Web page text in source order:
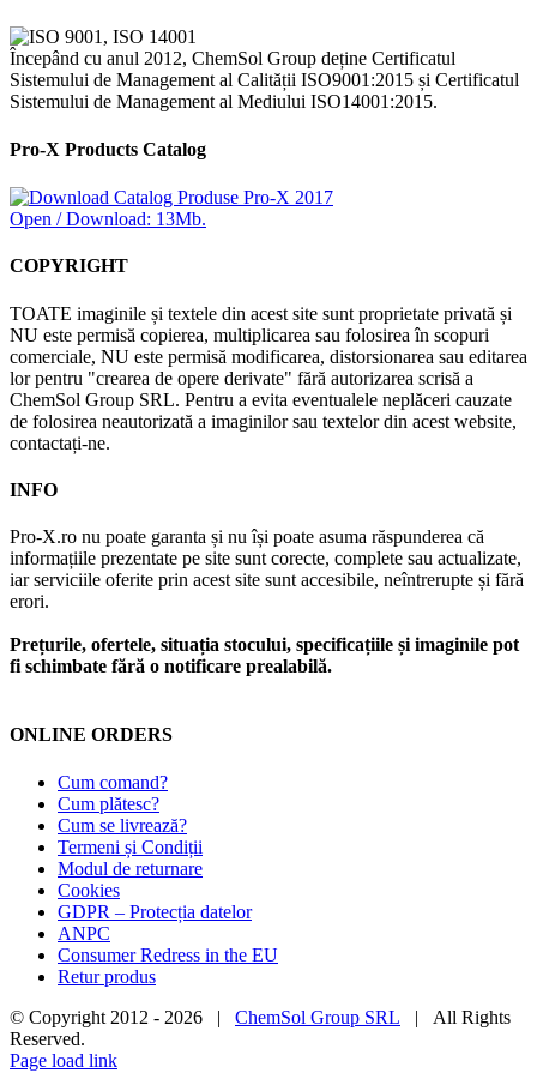
Începând cu anul 2012, ChemSol Group deține Certificatul
Sistemului de Management al Calității ISO9001:2015 și Certificatul
Sistemului de Management al Mediului ISO14001:2015.
Pro-X Products Catalog
Open / Download: 13Mb.
COPYRIGHT
TOATE imaginile și textele din acest site sunt proprietate privată și
NU este permisă copierea, multiplicarea sau folosirea în scopuri
comerciale, NU este permisă modificarea, distorsionarea sau editarea
lor pentru "crearea de opere derivate" fără autorizarea scrisă a
ChemSol Group SRL. Pentru a evita eventualele neplăceri cauzate
de folosirea neautorizată a imaginilor sau textelor din acest website,
contactați-ne.
INFO
Pro-X.ro nu poate garanta și nu își poate asuma răspunderea că
informațiile prezentate pe site sunt corecte, complete sau actualizate,
iar serviciile oferite prin acest site sunt accesibile, neîntrerupte și fără
erori.
Prețurile, ofertele, situația stocului, specificațiile și imaginile pot
fi schimbate fără o notificare prealabilă.
ONLINE ORDERS
Cum comand?
Cum plătesc?
Cum se livrează?
Termeni și Condiții
Modul de returnare
Cookies
GDPR – Protecția datelor
ANPC
Consumer Redress in the EU
Retur produs
© Copyright 2012 - 2026 | ChemSol Group SRL | All Rights
Reserved.
Page load link